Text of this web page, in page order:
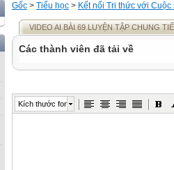
Gốc > Tiểu học > Kết nối Tri thức với Cuộc
VIDEO AI BÀI 69 LUYỆN TẬP CHUNG
Các thành viên đã tải về
Kích thước font